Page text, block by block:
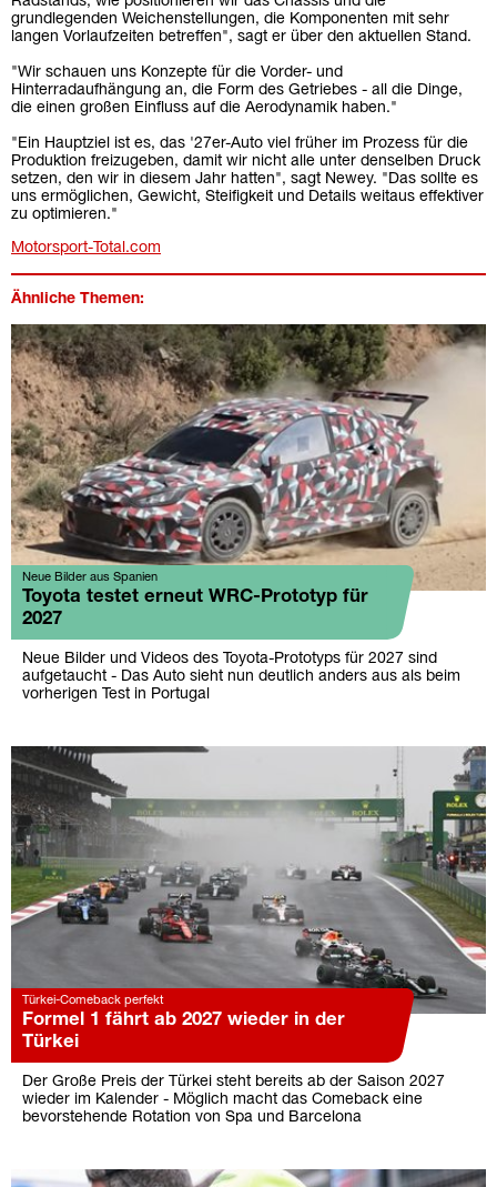
grundlegenden Weichenstellungen, die Komponenten mit sehr
langen Vorlaufzeiten betreffen", sagt er über den aktuellen Stand.
"Wir schauen uns Konzepte für die Vorder- und
Hinterradaufhängung an, die Form des Getriebes - all die Dinge,
die einen großen Einfluss auf die Aerodynamik haben."
"Ein Hauptziel ist es, das '27er-Auto viel früher im Prozess für die
Produktion freizugeben, damit wir nicht alle unter denselben Druck
setzen, den wir in diesem Jahr hatten", sagt Newey. "Das sollte es
uns ermöglichen, Gewicht, Steifigkeit und Details weitaus effektiver
zu optimieren."
Motorsport-Total.com
Ähnliche Themen:
Neue Bilder aus Spanien
Toyota testet erneut WRC-Prototyp für
2027
Neue Bilder und Videos des Toyota-Prototyps für 2027 sind
aufgetaucht - Das Auto sieht nun deutlich anders aus als beim
vorherigen Test in Portugal
Türkei-Comeback perfekt
Formel 1 fährt ab 2027 wieder in der
Türkei
Der Große Preis der Türkei steht bereits ab der Saison 2027
wieder im Kalender - Möglich macht das Comeback eine
bevorstehende Rotation von Spa und Barcelona